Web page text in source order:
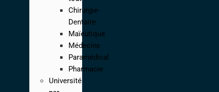
Chirurgie-
Dentaire
Maïeutique
Médecine
Paramédical
Pharmacie
Université